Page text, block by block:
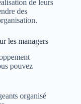
de leurs
des
les managers
pouvez
organisé